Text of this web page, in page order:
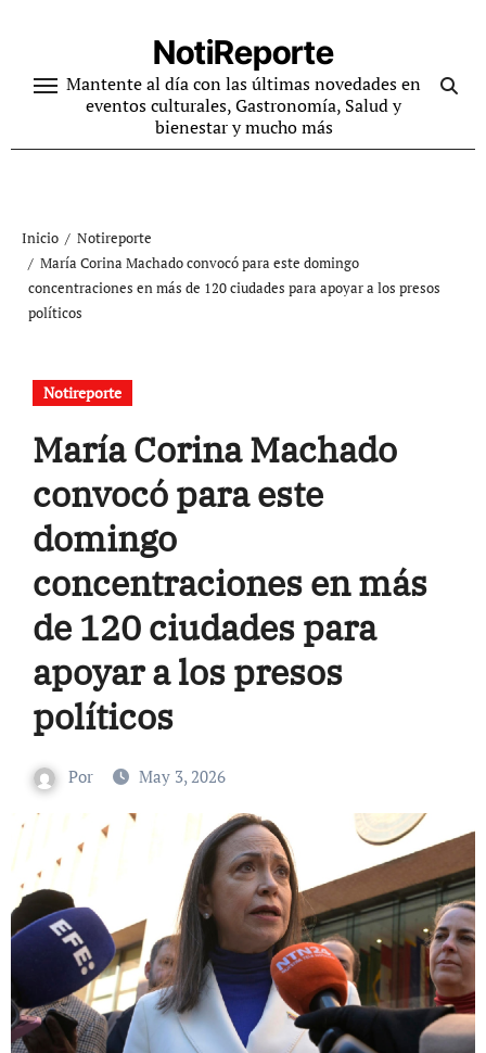
contenido
NotiReporte
Mantente al día con las últimas novedades en
eventos culturales, Gastronomía, Salud y
bienestar y mucho más
Inicio
Notireporte
María Corina Machado convocó para este domingo
concentraciones en más de 120 ciudades para apoyar a los presos
políticos
Notireporte
María Corina Machado
convocó para este
domingo
concentraciones en más
de 120 ciudades para
apoyar a los presos
políticos
Por May 3, 2026